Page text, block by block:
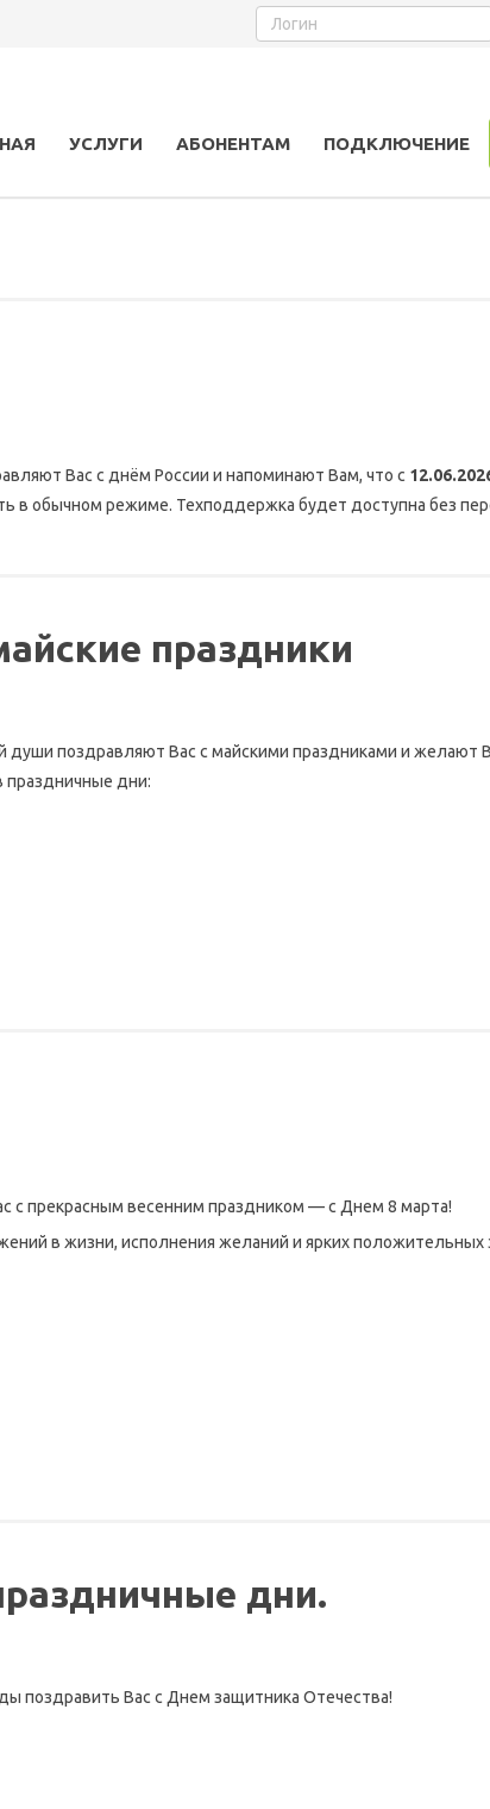
УСЛУГИ АБОНЕНТАМ ПОДКЛЮЧЕНИЕ
Вас с днём России и напоминают Вам, что с
в обычном режиме. Техподдержка будет доступна без
праздники
души поздравляют Вас с майскими праздниками и желают
дни:
прекрасным весенним праздником — с Днем 8 марта!
в жизни, исполнения желаний и ярких положительных
дни.
поздравить Вас с Днем защитника Отечества!